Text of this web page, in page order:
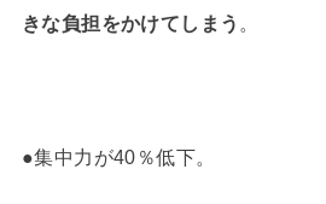
きな負担をかけてしまう 。
●集中力が40％低下。